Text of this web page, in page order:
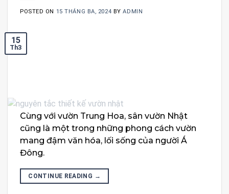
POSTED ON 15 THÁNG BA, 2024 BYADMIN
15
Th3
Cùng với vườn Trung Hoa, sân vườn Nhật
cũng là một trong những phong cách vườn
mang đậm văn hóa, lối sống của người Á
Đông.
CONTINUE READING →